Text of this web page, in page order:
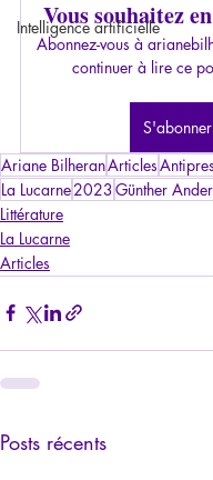
Intelligence artificielle
Vous souhaitez
Abonnez-vous à
continuer à lire ce
S'abonner
Ariane BilheranArticles
La Lucarne2023Günther
Littérature
La Lucarne
Articles
Posts récents